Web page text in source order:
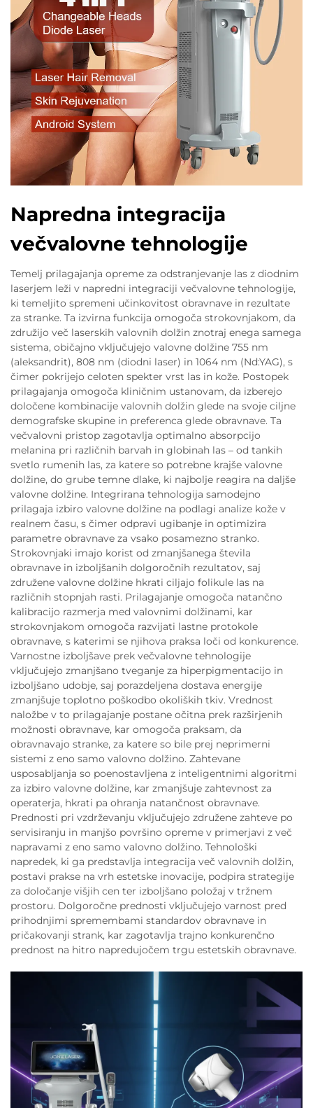
Napredna integracija
večvalovne tehnologije
Temelj prilagajanja opreme za odstranjevanje las z diodnim
laserjem leži v napredni integraciji večvalovne tehnologije,
ki temeljito spremeni učinkovitost obravnave in rezultate
za stranke. Ta izvirna funkcija omogoča strokovnjakom, da
združijo več laserskih valovnih dolžin znotraj enega samega
sistema, običajno vključujejo valovne dolžine 755 nm
(aleksandrit), 808 nm (diodni laser) in 1064 nm (Nd:YAG), s
čimer pokrijejo celoten spekter vrst las in kože. Postopek
prilagajanja omogoča kliničnim ustanovam, da izberejo
določene kombinacije valovnih dolžin glede na svoje ciljne
demografske skupine in preferenca glede obravnave. Ta
večvalovni pristop zagotavlja optimalno absorpcijo
melanina pri različnih barvah in globinah las – od tankih
svetlo rumenih las, za katere so potrebne krajše valovne
dolžine, do grube temne dlake, ki najbolje reagira na daljše
valovne dolžine. Integrirana tehnologija samodejno
prilagaja izbiro valovne dolžine na podlagi analize kože v
realnem času, s čimer odpravi ugibanje in optimizira
parametre obravnave za vsako posamezno stranko.
Strokovnjaki imajo korist od zmanjšanega števila
obravnave in izboljšanih dolgoročnih rezultatov, saj
združene valovne dolžine hkrati ciljajo folikule las na
različnih stopnjah rasti. Prilagajanje omogoča natančno
kalibracijo razmerja med valovnimi dolžinami, kar
strokovnjakom omogoča razvijati lastne protokole
obravnave, s katerimi se njihova praksa loči od konkurence.
Varnostne izboljšave prek večvalovne tehnologije
vključujejo zmanjšano tveganje za hiperpigmentacijo in
izboljšano udobje, saj porazdeljena dostava energije
zmanjšuje toplotno poškodbo okoliških tkiv. Vrednost
naložbe v to prilagajanje postane očitna prek razširjenih
možnosti obravnave, kar omogoča praksam, da
obravnavajo stranke, za katere so bile prej neprimerni
sistemi z eno samo valovno dolžino. Zahtevane
usposabljanja so poenostavljena z inteligentnimi algoritmi
za izbiro valovne dolžine, kar zmanjšuje zahtevnost za
operaterja, hkrati pa ohranja natančnost obravnave.
Prednosti pri vzdrževanju vključujejo združene zahteve po
servisiranju in manjšo površino opreme v primerjavi z več
napravami z eno samo valovno dolžino. Tehnološki
napredek, ki ga predstavlja integracija več valovnih dolžin,
postavi prakse na vrh estetske inovacije, podpira strategije
za določanje višjih cen ter izboljšano položaj v tržnem
prostoru. Dolgoročne prednosti vključujejo varnost pred
prihodnjimi spremembami standardov obravnave in
pričakovanji strank, kar zagotavlja trajno konkurenčno
prednost na hitro napredujočem trgu estetskih obravnave.